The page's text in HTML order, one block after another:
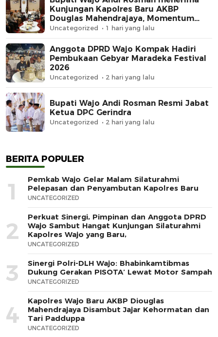
Kunjungan Kapolres Baru AKBP
Douglas Mahendrajaya, Momentum
Memperkuat Sinergi
Uncategorized 1 hari yang lalu
Anggota DPRD Wajo Kompak Hadiri
Pembukaan Gebyar Maradeka Festival
2026
Uncategorized 2 hari yang lalu
Bupati Wajo Andi Rosman Resmi Jabat
Ketua DPC Gerindra
Uncategorized 2 hari yang lalu
BERITA POPULER
1
Pemkab Wajo Gelar Malam Silaturahmi
Pelepasan dan Penyambutan Kapolres Baru
UNCATEGORIZED
2
Perkuat Sinergi, Pimpinan dan Anggota DPRD
Wajo Sambut Hangat Kunjungan Silaturahmi
Kapolres Wajo yang Baru,
UNCATEGORIZED
3
Sinergi Polri-DLH Wajo: Bhabinkamtibmas
Dukung Gerakan PISOTA’ Lewat Motor Sampah
UNCATEGORIZED
4
Kapolres Wajo Baru AKBP Diouglas
Mahendrajaya Disambut Jajar Kehormatan dan
Tari Padduppa
UNCATEGORIZED